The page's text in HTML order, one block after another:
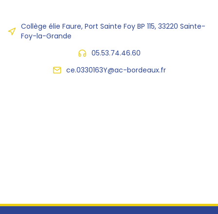
Collège élie Faure, Port Sainte Foy BP 115, 33220 Sainte-
Foy-la-Grande
05.53.74.46.60
ce.0330163Y@ac-bordeaux.fr